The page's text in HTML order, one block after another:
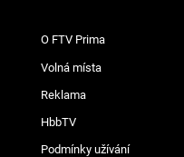
O FTV Prima
Volná místa
Reklama
HbbTV
Podmínky užívání